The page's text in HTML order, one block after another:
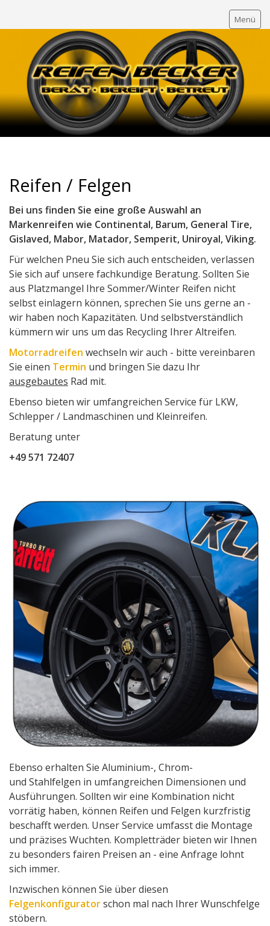
Menü
Leistung
Services
Reifen / Felgen
Bei uns finden Sie eine große Auswahl an
Markenreifen wie Continental, Barum, General Tire,
Gislaved, Mabor, Matador, Semperit, Uniroyal, Viking.
Für welchen Pneu Sie sich auch entscheiden, verlassen
Sie sich auf unsere fachkundige Beratung. Sollten Sie
aus Platzmangel Ihre Sommer/Winter Reifen nicht
selbst einlagern können, sprechen Sie uns gerne an -
wir haben noch Kapazitäten. Und selbstverständlich
kümmern wir uns um das Recycling Ihrer Altreifen.
Motorradreifen wechseln wir auch - bitte vereinbaren
Sie einen Termin und bringen Sie dazu Ihr
ausgebautes Rad mit.
Ebenso bieten wir umfangreichen Service für LKW,
Schlepper / Landmaschinen und Kleinreifen.
Beratung unter
+49 571 72407
Ebenso erhalten Sie Aluminium-, Chrom-
und Stahlfelgen in umfangreichen Dimensionen und
Ausführungen. Sollten wir eine Kombination nicht
vorrätig haben, können Reifen und Felgen kurzfristig
beschafft werden. Unser Service umfasst die Montage
und präzises Wuchten. Kompletträder bieten wir Ihnen
zu besonders fairen Preisen an - eine Anfrage lohnt
sich immer.
Inzwischen können Sie über diesen
Felgenkonfiguratorschon mal nach Ihrer Wunschfelge
stöbern.